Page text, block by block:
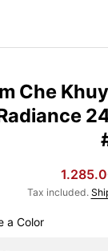
Che
Sale
Regular
Tax included.
Choose a Color